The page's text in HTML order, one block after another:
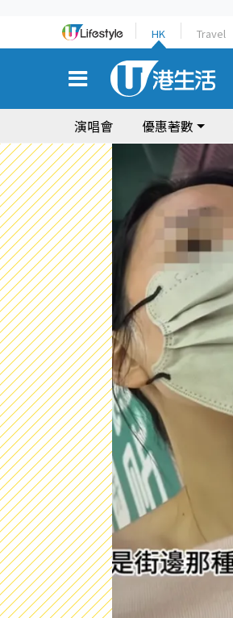
HK Travel
演唱會 優惠著數